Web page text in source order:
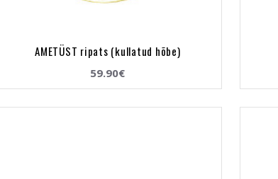
AMETÜST ripats (kullatud hõbe)
59.90€